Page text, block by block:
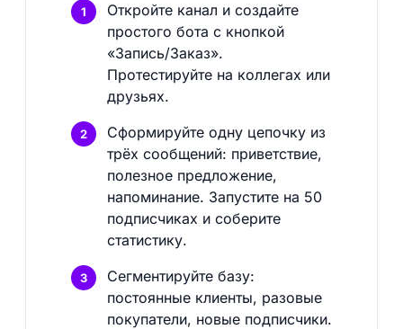
Откройте канал и создайте
простого бота с кнопкой
«Запись/Заказ».
Протестируйте на коллегах или
друзьях.
Сформируйте одну цепочку из
трёх сообщений: приветствие,
полезное предложение,
напоминание. Запустите на 50
подписчиках и соберите
статистику.
Сегментируйте базу:
постоянные клиенты, разовые
покупатели, новые подписчики.